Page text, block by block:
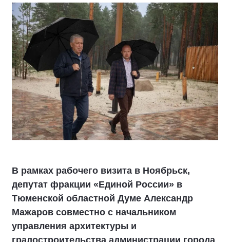
В рамках рабочего визита в Ноябрьск,
депутат фракции «Единой России» в
Тюменской областной Думе Александр
Мажаров совместно с начальником
управления архитектуры и
градостроительства администрации города